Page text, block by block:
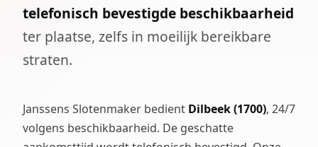
telefonisch bevestigde beschikbaarheid
ter plaatse, zelfs in moeilijk bereikbare
straten.
Janssens Slotenmaker bedient Dilbeek (1700), 24/7
volgens beschikbaarheid. De geschatte